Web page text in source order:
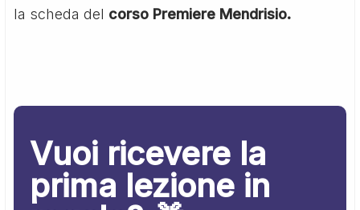
la scheda del corso Premiere Mendrisio.
Vuoi ricevere la
prima lezione in